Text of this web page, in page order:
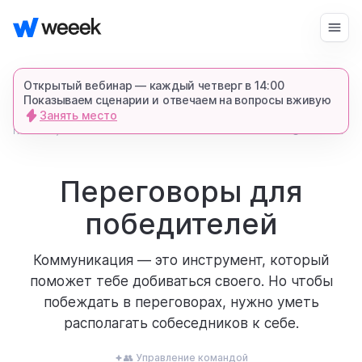
Открытый вебинар — каждый четверг в 14:00
Показываем сценарии и отвечаем на вопросы вживую
Занять место
продукт
возможности
для кого
запросить демонстрацию
Войти Начать бесплатно
главная блог 5159 2 мин.
Переговоры для
победителей
Коммуникация — это инструмент, который
поможет тебе добиваться своего. Но чтобы
побеждать в переговорах, нужно уметь
располагать собеседников к себе.
👥 Управление командой